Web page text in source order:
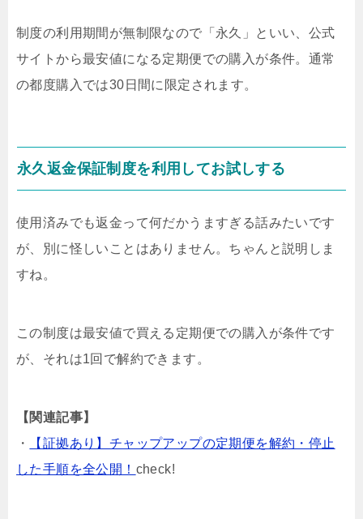
制度の利用期間が無制限なので「永久」といい、公式
サイトから最安値になる定期便での購入が条件。通常
の都度購入では30日間に限定されます。
永久返金保証制度を利用してお試しする
使用済みでも返金って何だかうますぎる話みたいです
が、別に怪しいことはありません。ちゃんと説明しま
すね。
この制度は最安値で買える定期便での購入が条件です
が、それは1回で解約できます。
【関連記事】
・
【証拠あり】チャップアップの定期便を解約・停止
した手順を全公開！ check!